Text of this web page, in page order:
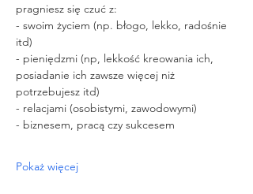
pragniesz się czuć z:
- swoim życiem (np. błogo, lekko, radośnie
itd)
- pieniędzmi (np, lekkość kreowania ich,
posiadanie ich zawsze więcej niż
potrzebujesz itd)
- relacjami (osobistymi, zawodowymi)
- biznesem, pracą czy sukcesem
Pokaż więcej